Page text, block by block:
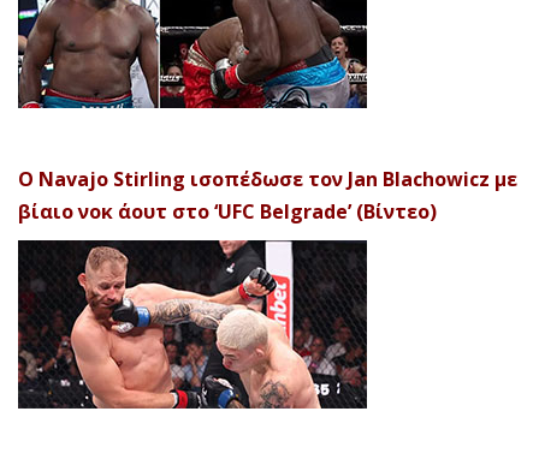
Ο Navajo Stirling ισοπέδωσε τον Jan Blachowicz με
βίαιο νοκ άουτ στο ‘UFC Belgrade’ (Βίντεο)